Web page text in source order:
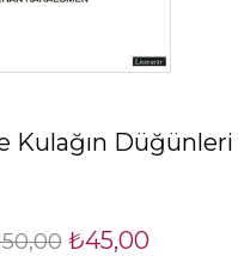
Kulağın Düğünleri
₺45,00